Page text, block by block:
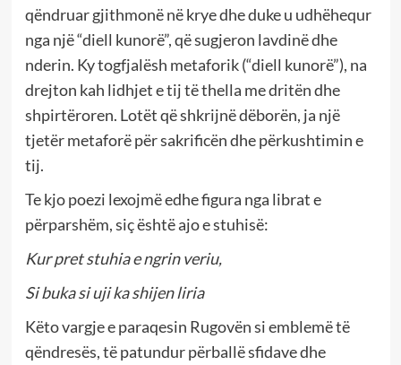
qëndruar gjithmonë në krye dhe duke u udhëhequr
nga një “diell kunorë”, që sugjeron lavdinë dhe
nderin. Ky togfjalësh metaforik (“diell kunorë”), na
drejton kah lidhjet e tij të thella me dritën dhe
shpirtëroren. Lotët që shkrijnë dëborën, ja një
tjetër metaforë për sakrificën dhe përkushtimin e
tij.
Te kjo poezi lexojmë edhe figura nga librat e
përparshëm, siç është ajo e stuhisë:
Kur pret stuhia e ngrin veriu,
Si buka si uji ka shijen liria
Këto vargje e paraqesin Rugovën si emblemë të
qëndresës, të patundur përballë sfidave dhe